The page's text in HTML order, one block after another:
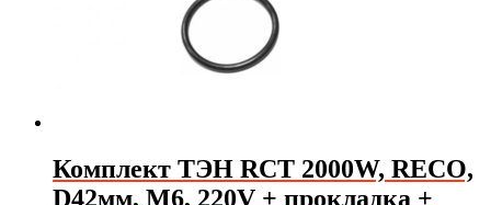
Комплект ТЭН RCT 2000W, RECO,
D42мм, М6, 220V + прокладка +